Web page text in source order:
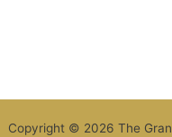
Copyright © 2026 The